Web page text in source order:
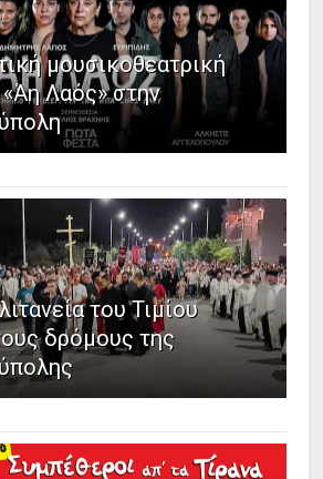
μουσικοθεατρική
Λαός» στην
του Τιμίου
δρόμους της